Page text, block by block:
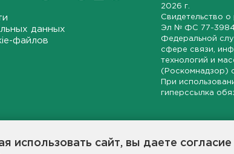
использовать сайт, вы даете
данных
файлов
2026 г.
Свидетельство
Эл № ФС 77-
Федеральной
сфере связи,
технологий и
(Роскомнадзор)
При
гиперссылка
области, экономической и инвестиционной
станет популярной и конструктивной